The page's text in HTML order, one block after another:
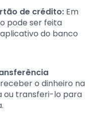
de crédito: Em
pode ser feita
do banco
o dinheiro na
ou transferi-lo para